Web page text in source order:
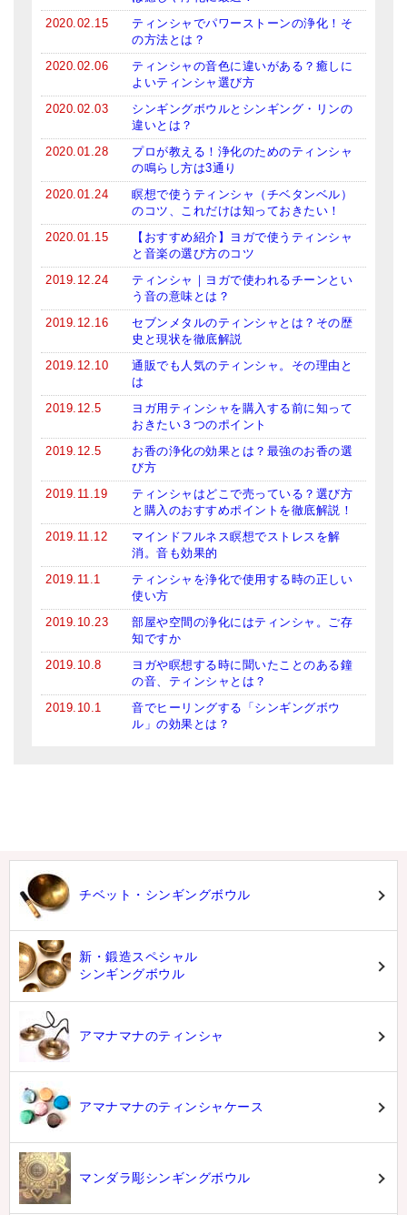
2020.02.15
ティンシャでパワーストーンの浄化！そ
の方法とは？
2020.02.06
ティンシャの音色に違いがある？癒しに
よいティンシャ選び方
2020.02.03
シンギングボウルとシンギング・リンの
違いとは？
2020.01.28
プロが教える！浄化のためのティンシャ
の鳴らし方は3通り
2020.01.24
瞑想で使うティンシャ（チベタンベル）
のコツ、これだけは知っておきたい！
2020.01.15
【おすすめ紹介】ヨガで使うティンシャ
と音楽の選び方のコツ
2019.12.24
ティンシャ｜ヨガで使われるチーンとい
う音の意味とは？
2019.12.16
セブンメタルのティンシャとは？その歴
史と現状を徹底解説
2019.12.10
通販でも人気のティンシャ。その理由と
は
2019.12.5
ヨガ用ティンシャを購入する前に知って
おきたい３つのポイント
2019.12.5
お香の浄化の効果とは？最強のお香の選
び方
2019.11.19
ティンシャはどこで売っている？選び方
と購入のおすすめポイントを徹底解説！
2019.11.12
マインドフルネス瞑想でストレスを解
消。音も効果的
2019.11.1
ティンシャを浄化で使用する時の正しい
使い方
2019.10.23
部屋や空間の浄化にはティンシャ。ご存
知ですか
2019.10.8
ヨガや瞑想する時に聞いたことのある鐘
の音、ティンシャとは？
2019.10.1
音でヒーリングする「シンギングボウ
ル」の効果とは？
チベット・シンギングボウル
新・鍛造スペシャル
シンギングボウル
アマナマナのティンシャ
アマナマナのティンシャケース
マンダラ彫シンギングボウル